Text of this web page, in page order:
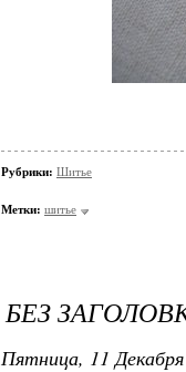
Рубрики: Шитье
Метки: шитье
БЕЗ
Пятница, 11